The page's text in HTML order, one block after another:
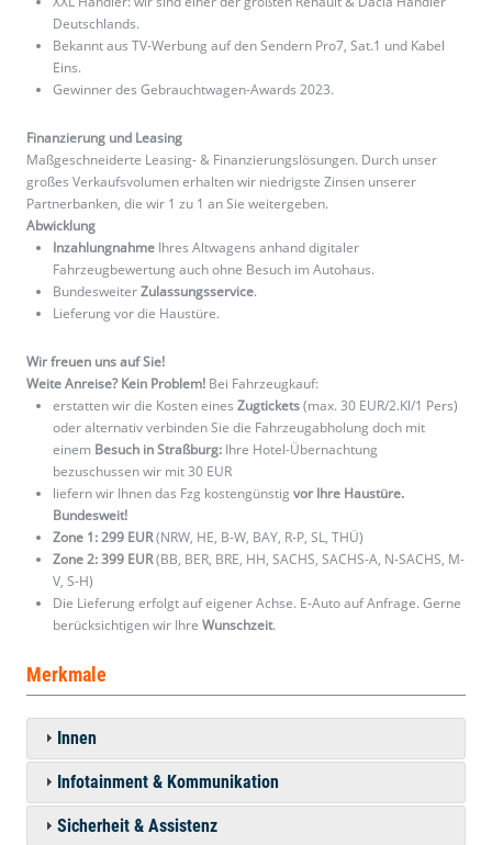
Deutschlands.
Bekannt aus TV-Werbung auf den Sendern Pro7, Sat.1 und Kabel
Eins.
Gewinner des Gebrauchtwagen-Awards 2023.
Finanzierung und Leasing
Maßgeschneiderte Leasing- & Finanzierungslösungen. Durch unser
großes Verkaufsvolumen erhalten wir niedrigste Zinsen unserer
Partnerbanken, die wir 1 zu 1 an Sie weitergeben.
Abwicklung
Inzahlungnahme Ihres Altwagens anhand digitaler
Fahrzeugbewertung auch ohne Besuch im Autohaus.
BundesweiterZulassungsservice.
Lieferung vor die Haustüre.
Wir freuen uns auf Sie!
Weite Anreise? Kein Problem! Bei Fahrzeugkauf:
erstatten wir die Kosten eines Zugtickets(max. 30 EUR/2.Kl/1 Pers)
oder alternativ verbinden Sie die Fahrzeugabholung doch mit
einem Besuch in Straßburg: Ihre Hotel-Übernachtung
bezuschussen wir mit 30 EUR
liefern wir Ihnen das Fzg kostengünstig vor Ihre Haustüre.
Bundesweit!
Zone 1: 299 EUR(NRW, HE, B-W, BAY, R-P, SL, THÜ)
Zone 2: 399 EUR(BB, BER, BRE, HH, SACHS, SACHS-A, N-SACHS, M-
V, S-H)
Die Lieferung erfolgt auf eigener Achse. E-Auto auf Anfrage. Gerne
berücksichtigen wir Ihre Wunschzeit.
Merkmale
Innen
Infotainment & Kommunikation
Sicherheit & Assistenz